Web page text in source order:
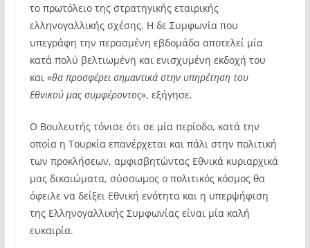
το πρωτόλειο της στρατηγικής εταιρικής
ελληνογαλλικής σχέσης. Η δε Συμφωνία που
υπεγράφη την περασμένη εβδομάδα αποτελεί μία
κατά πολύ βελτιωμένη και ενισχυμένη εκδοχή του
και «θα προσφέρει σημαντικά στην υπηρέτηση του
Εθνικού μας συμφέροντος», εξήγησε.
Ο Βουλευτής τόνισε ότι σε μία περίοδο, κατά την
οποία η Τουρκία επανέρχεται και πάλι στην πολιτική
των προκλήσεων, αμφισβητώντας Εθνικά κυριαρχικά
μας δικαιώματα, σύσσωμος ο πολιτικός κόσμος θα
όφειλε να δείξει Εθνική ενότητα και η υπερψήφιση
της Ελληνογαλλικής Συμφωνίας είναι μία καλή
ευκαιρία.